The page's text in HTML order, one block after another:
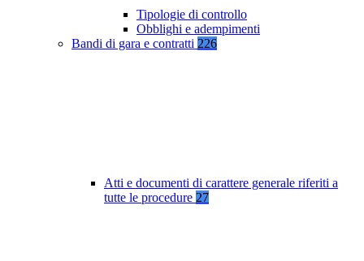
Tipologie di controllo
Obblighi e adempimenti
Bandi di gara e contratti 226
Atti e documenti di carattere generale riferiti a
tutte le procedure 27